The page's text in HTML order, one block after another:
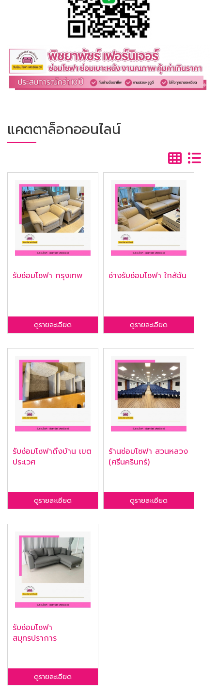
แคตตาล็อกออนไลน์
รับซ่อมโซฟา กรุงเทพ
ดูรายละเอียด
ช่างรับซ่อมโซฟา ใกล้ฉัน
ดูรายละเอียด
รับซ่อมโซฟาถึงบ้าน เขต
ประเวศ
ดูรายละเอียด
ร้านซ่อมโซฟา สวนหลวง
(ศรีนครินทร์)
ดูรายละเอียด
รับซ่อมโซฟา
สมุทรปราการ
ดูรายละเอียด